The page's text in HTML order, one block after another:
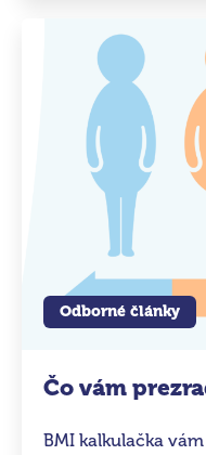
vysvetľuje Ivana
programu The 1:1
Odborné články
Čo vám
BMI kalkulačka